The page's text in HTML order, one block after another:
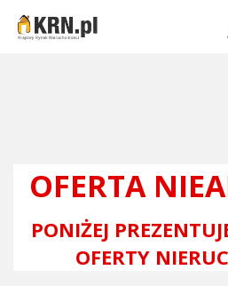
OFERTA
PONIŻEJ
OFERTY